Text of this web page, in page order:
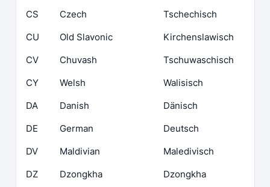
CS
Czech
Tschechisch
CU
Old Slavonic
Kirchenslawisch
CV
Chuvash
Tschuwaschisch
CY
Welsh
Walisisch
DA
Danish
Dänisch
DE
German
Deutsch
DV
Maldivian
Maledivisch
DZ
Dzongkha
Dzongkha